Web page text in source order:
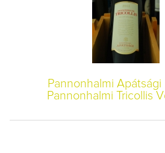
Pannonhalmi Apátsági
Pannonhalmi Tricollis